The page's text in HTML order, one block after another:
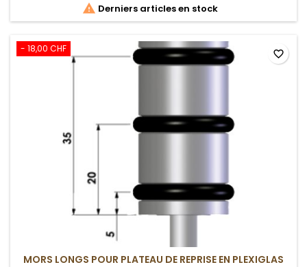
 Derniers articles en stock
- 18,00 CHF
MORS LONGS POUR PLATEAU DE REPRISE EN PLEXIGLAS
favorite_border